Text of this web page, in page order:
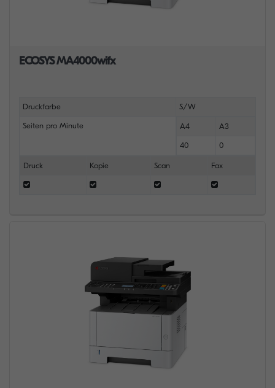
ECOSYS MA4000wifx
Druckfarbe S/W
Seiten pro Minute A4 A3
40 0
Druck Kopie Scan Fax